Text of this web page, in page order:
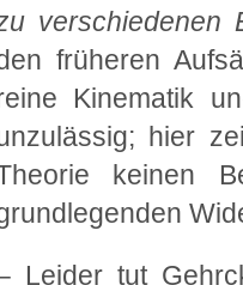
verschiedenen
früheren
Kinematik
hier
keinen
Leider tut